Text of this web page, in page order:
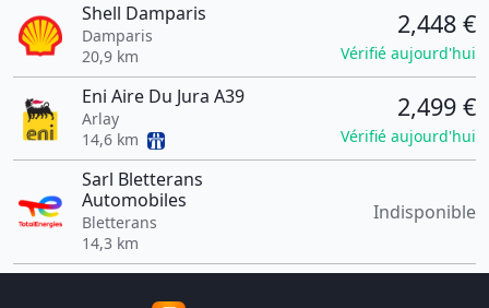
Shell Damparis
Damparis
20,9 km
2,448 €
Vérifié aujourd'hui
Eni Aire Du Jura A39
Arlay
14,6 km
2,499 €
Vérifié aujourd'hui
Sarl Bletterans
Automobiles
Bletterans
14,3 km
Indisponible